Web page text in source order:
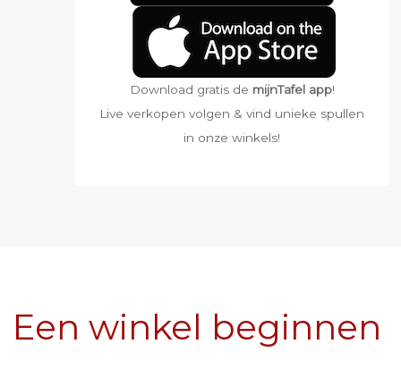
Download gratis de mijnTafel app!
Live verkopen volgen & vind unieke spullen
in onze winkels!
Een winkel beginnen